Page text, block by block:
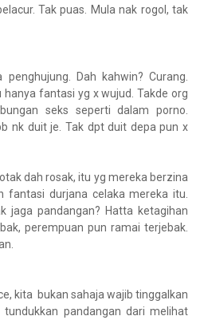
Tak puas. Mula nak rogol, tak
Dah kahwin? Curang.
fantasi yg x wujud. Takde org
seks seperti dalam porno.
nk duit je. Tak dpt duit depa pun x
dah rosak, itu yg mereka berzina
fantasi durjana celaka mereka itu.
jaga pandangan? Hatta ketagihan
perempuan pun ramai terjebak.
kita bukan sahaja wajib tinggalkan
pandangan dari melihat